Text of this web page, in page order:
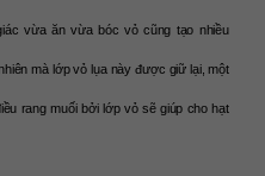
vừa ăn vừa bóc vỏ cũng tạo nhiều
mà lớp vỏ lụa này được giữ lại, một
rang muối bởi lớp vỏ sẽ giúp cho hạt